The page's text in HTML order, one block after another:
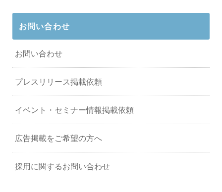
お問い合わせ
お問い合わせ
プレスリリース掲載依頼
イベント・セミナー情報掲載依頼
広告掲載をご希望の方へ
採用に関するお問い合わせ